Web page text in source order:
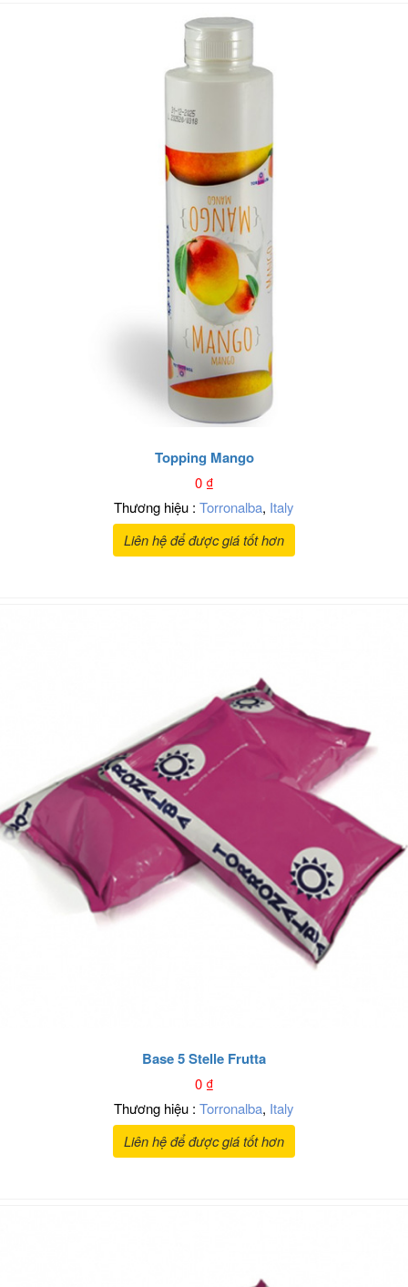
Topping Mango
0₫
Thương hiệu : Torronalba, Italy
Liên hệ để được giá tốt hơn
Base 5 Stelle Frutta
0₫
Thương hiệu : Torronalba, Italy
Liên hệ để được giá tốt hơn